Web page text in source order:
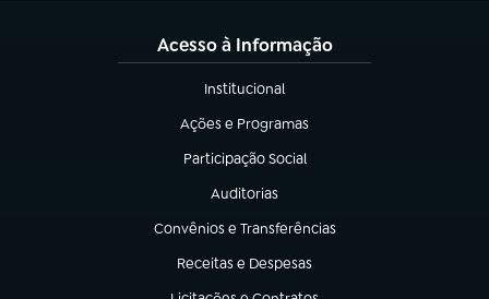
Acesso à Informação
Institucional
(abre em nova aba)
Ações e Programas
(abre em nova aba)
Participação Social
(abre em nova aba)
Auditorias
(abre em nova aba)
Convênios e Transferências
(abre em nova aba)
Receitas e Despesas
(abre em nova aba)